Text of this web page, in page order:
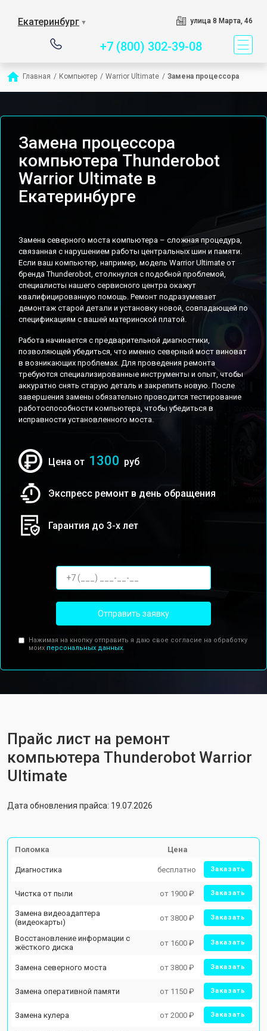
Екатеринбург ▼ улица 8 Марта, 46
+7 (800) 302-39-08
Главная / Компьютер / Warrior Ultimate / Замена процессора
Замена процессора
компьютера Thunderobot
Warrior Ultimate в
Екатеринбурге
Замена северного моста компьютера – сложная процедура,
связанная с нарушением работы центральных шин и памяти.
Если ваш компьютер, например, модель Warrior Ultimate от
бренда Thunderobot, столкнулся с подобной проблемой,
специалисты нашего сервисного центра окажут
квалифицированную помощь. Ремонт подразумевает
демонтаж старой детали и установку новой, совпадающей по
спецификациям с вашей материнской платой.
Работа начинается с предварительной диагностики,
позволяющей убедиться, что именно северный мост виноват
в возникающих проблемах. Для проведения ремонта
требуются специализированные инструменты и опыт, чтобы
аккуратно снять старую деталь и закрепить новую. После
завершения замены обязательно проводится тестирование
работоспособности компьютера, чтобы убедиться в
исправности установленного моста.
Цена от 1300 руб
Экспресс ремонт в день обращения
Гарантия до 3-х лет
Отправить заявку
Нажимая на кнопку отправить я даю свое согласие на обработку
моих персональных данных.
Прайс лист на ремонт
компьютера Thunderobot Warrior
Ultimate
Дата обновления прайса: 19.07.2026
Поломка Цена
Диагностика бесплатно Заказать
Чистка от пыли от 1900 ₽ Заказать
Замена видеоадаптера
(видеокарты)
от 3800 ₽ Заказать
Восстановление информации с
жёсткого диска
от 1600 ₽ Заказать
Замена северного моста от 3800 ₽ Заказать
Замена оперативной памяти от 1150 ₽ Заказать
Замена кулера от 2000 ₽ Заказать